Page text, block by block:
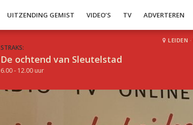
UITZENDING GEMIST VIDEO’S TV ADVERTEREN
STRAKS:
De ochtend van Sleutelstad
6.00 - 12.00 uur
LEIDEN ·